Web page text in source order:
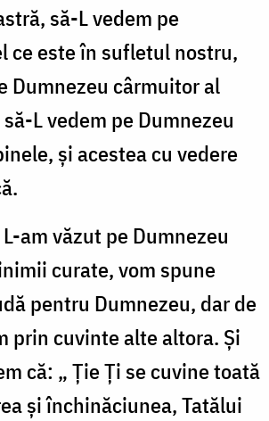
să-L vedem pe
ce este în sufletul nostru,
Dumnezeu cârmuitor al
L vedem pe Dumnezeu
și acestea cu vedere
am văzut pe Dumnezeu
curate, vom spune
pentru Dumnezeu, dar de
prin cuvinte alte altora. Și
că: „ Ție Ți se cuvine toată
și închinăciunea, Tatălui